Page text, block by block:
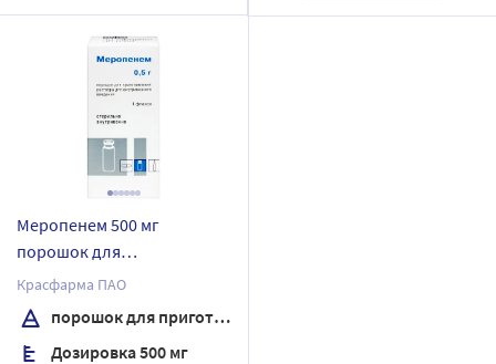
Меропенем 500 мг
порошок для
приготовления раствора
для внутривенного
введения флакон 1 шт.
Красфарма ПАО
порошок для приготовления раствора
Дозировка 500 мг